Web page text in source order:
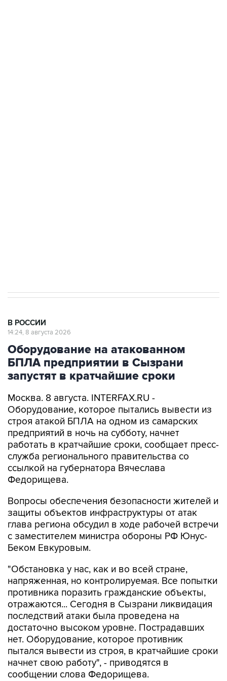
В РОССИИ
14:24, 8 августа 2026
Оборудование на атакованном
БПЛА предприятии в Сызрани
запустят в кратчайшие сроки
Москва. 8 августа. INTERFAX.RU -
Оборудование, которое пытались вывести из
строя атакой БПЛА на одном из самарских
предприятий в ночь на субботу, начнет
работать в кратчайшие сроки, сообщает пресс-
служба регионального правительства со
ссылкой на губернатора Вячеслава
Федорищева.
Вопросы обеспечения безопасности жителей и
защиты объектов инфраструктуры от атак
глава региона обсудил в ходе рабочей встречи
с заместителем министра обороны РФ Юнус-
Беком Евкуровым.
"Обстановка у нас, как и во всей стране,
напряженная, но контролируемая. Все попытки
противника поразить гражданские объекты,
отражаются... Сегодня в Сызрани ликвидация
последствий атаки была проведена на
достаточно высоком уровне. Пострадавших
нет. Оборудование, которое противник
пытался вывести из строя, в кратчайшие сроки
начнет свою работу", - приводятся в
сообщении слова Федорищева.